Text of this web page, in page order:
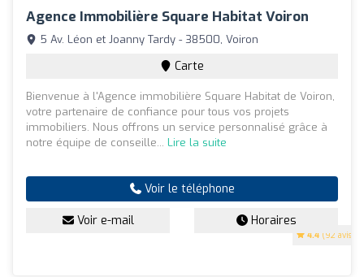
Agence Immobilière Square Habitat Voiron
4.4 (92 avis)
5 Av. Léon et Joanny Tardy - 38500, Voiron
Carte
Bienvenue à l'Agence immobilière Square Habitat de Voiron,
votre partenaire de confiance pour tous vos projets
immobiliers. Nous offrons un service personnalisé grâce à
notre équipe de conseille... Lire la suite
Voir le téléphone
Voir e-mail Horaires